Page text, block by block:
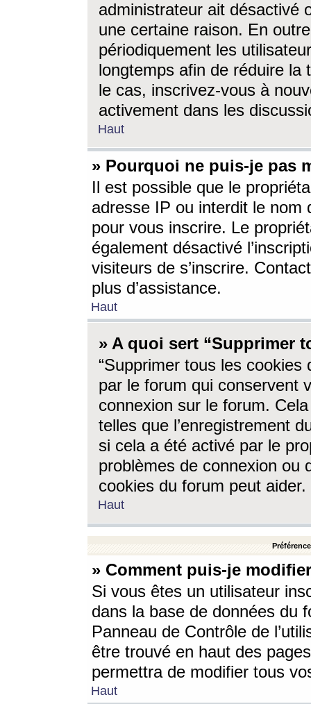
administrateur ait désactivé
une certaine raison. En
périodiquement les
longtemps afin de réduire la
le cas, inscrivez-vous à
activement dans les
Haut
» Pourquoi ne puis-je pas
Il est possible que le
adresse IP ou interdit le nom
pour vous inscrire. Le
également désactivé
visiteurs de s’inscrire.
plus d’assistance.
Haut
» A quoi sert “Supprimer
“Supprimer tous les cookies
par le forum qui conservent
connexion sur le forum.
telles que l’enregistrement
si cela a été activé par le
problèmes de connexion ou
cookies du forum peut aider.
Haut
» Comment puis-je
Si vous êtes un utilisateur
dans la base de données du
Panneau de Contrôle de
être trouvé en haut des
permettra de modifier tous
Haut